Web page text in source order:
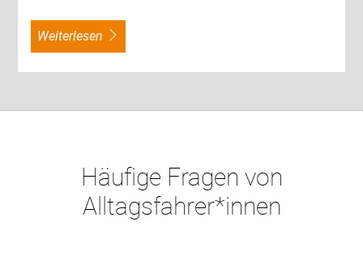
weiterlesen
Häufige Fragen von
Alltagsfahrer*innen